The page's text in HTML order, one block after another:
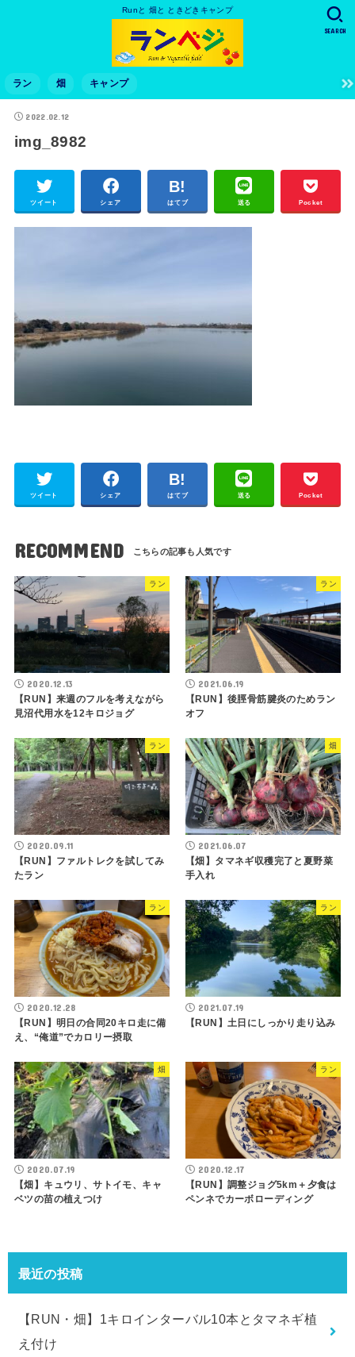
Runと 畑と ときどきキャンプ
ラン 畑 キャンプ
SEARCH
2022.02.12
img_8982
ツイート シェア はてブ 送る Pocket
ツイート シェア はてブ 送る Pocket
RECOMMEND
ラン
2020.12.13
【RUN】来週のフルを考えながら
見沼代用水を12キロジョグ
ラン
2021.06.19
【RUN】後脛骨筋腱炎のためラン
オフ
ラン
2020.09.11
【RUN】ファルトレクを試してみ
たラン
畑
2021.06.07
【畑】タマネギ収穫完了と夏野菜
手入れ
ラン
2020.12.28
【RUN】明日の合同20キロ走に備
え、“俺道”でカロリー摂取
ラン
2021.07.19
【RUN】土日にしっかり走り込み
畑
2020.07.19
【畑】キュウリ、サトイモ、キャ
ベツの苗の植えつけ
ラン
2020.12.17
【RUN】調整ジョグ5km＋夕食は
ペンネでカーボローディング
最近の投稿
【RUN・畑】1キロインターバル10本とタマネギ植
え付け